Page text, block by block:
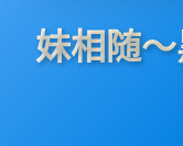
妹相随